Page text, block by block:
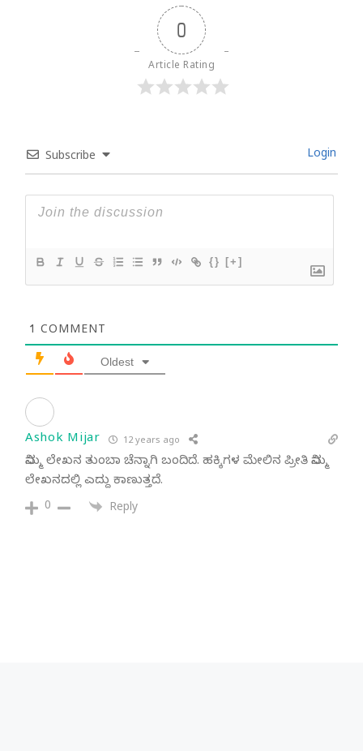
0
Article Rating
Subscribe Login
{} [+]
1 COMMENT
Oldest
Ashok Mijar 12 years ago
ನಿಮ್ಮ ಲೇಖನ ತುಂಬಾ ಚೆನ್ನಾಗಿ ಬಂದಿದೆ. ಹಕ್ಕಿಗಳ ಮೇಲಿನ ಪ್ರೀತಿ ನಿಮ್ಮ
ಲೇಖನದಲ್ಲಿ ಎದ್ದು ಕಾಣುತ್ತದೆ.
0 Reply